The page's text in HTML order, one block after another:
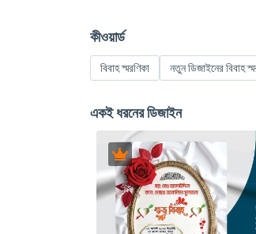
কীওয়ার্ড
বিবাহ স্মরণিকা নতুন ডিজাইনের বিবাহ
একই ধরনের ডিজাইন